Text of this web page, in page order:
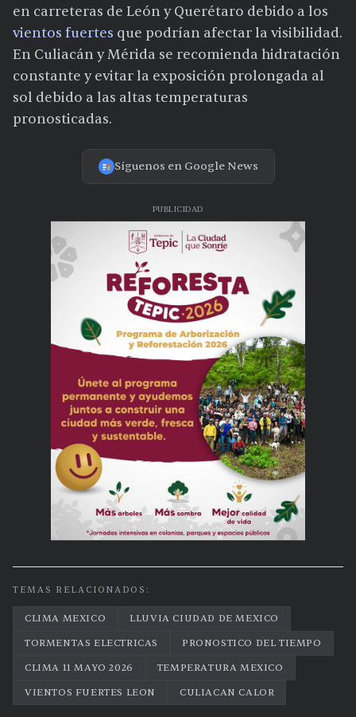
en carreteras de León y Querétaro debido a los
vientos fuertes que podrían afectar la visibilidad.
En Culiacán y Mérida se recomienda hidratación
constante y evitar la exposición prolongada al
sol debido a las altas temperaturas
pronosticadas.
Síguenos en Google News
PUBLICIDAD
TEMAS RELACIONADOS:
CLIMA MEXICO
LLUVIA CIUDAD DE MEXICO
TORMENTAS ELECTRICAS
PRONOSTICO DEL TIEMPO
CLIMA 11 MAYO 2026
TEMPERATURA MEXICO
VIENTOS FUERTES LEON
CULIACAN CALOR